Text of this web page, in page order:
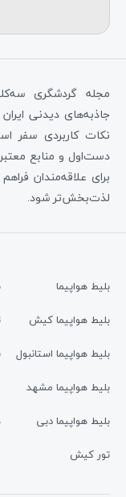
مجله گردشگری
جاذبه‌های دیدنی
نکات کاربردی سفر
دست‌اول و منابع
برای علاقه‌مندان
لذت‌بخش‌تر شود.
بلیط هواپیما
بلیط هواپیما کیش
بلیط هواپیما استانبول
بلیط هواپیما مشهد
بلیط هواپیما دبی
تور کیش